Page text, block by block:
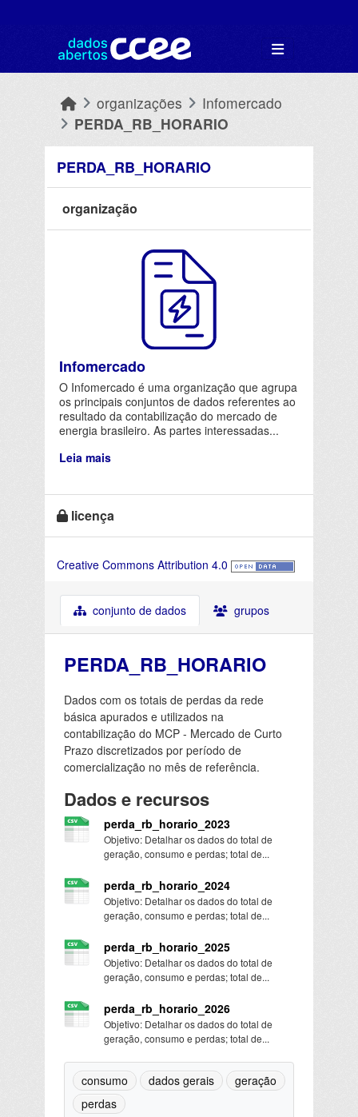
organizações
Infomercado
PERDA_RB_HORARIO
PERDA_RB_HORARIO
organização
Infomercado
O Infomercado é uma organização que agrupa
os principais conjuntos de dados referentes ao
resultado da contabilização do mercado de
energia brasileiro. As partes interessadas...
Leia mais
licença
Creative Commons Attribution 4.0
conjunto de dados grupos
PERDA_RB_HORARIO
Dados com os totais de perdas da rede
básica apurados e utilizados na
contabilização do MCP - Mercado de Curto
Prazo discretizados por período de
comercialização no mês de referência.
Dados e recursos
perda_rb_horario_2023
Objetivo: Detalhar os dados do total de
geração, consumo e perdas; total de...
perda_rb_horario_2024
Objetivo: Detalhar os dados do total de
geração, consumo e perdas; total de...
perda_rb_horario_2025
Objetivo: Detalhar os dados do total de
geração, consumo e perdas; total de...
perda_rb_horario_2026
Objetivo: Detalhar os dados do total de
geração, consumo e perdas; total de...
consumo dados gerais
geração
perdas